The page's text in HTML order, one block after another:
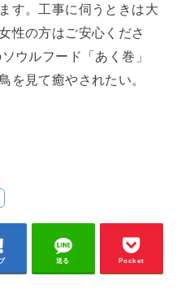
す。工事に伺うときは大
性の方はご安心くださ
ウルフード「あく巻」
見て癒やされたい。
送る Pocket